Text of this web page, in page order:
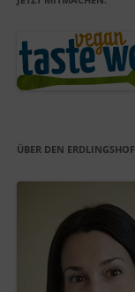
ÜBER DEN ERDLINGSHOF